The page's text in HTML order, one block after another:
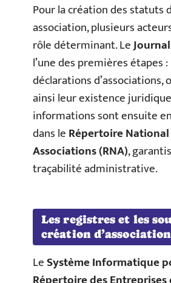
Pour la création des statuts
association, plusieurs
rôle déterminant. Le
l’une des premières étapes
déclarations d’associations,
ainsi leur existence
informations sont ensuite
dans leRépertoire
Associations (RNA),
traçabilité administrative.
Les registres et les
création d’association
LeSystème Informatique